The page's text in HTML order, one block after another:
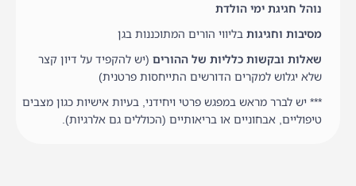
נוהל חגיגת ימי הולדת
מסיבות וחגיגותבליווי הורים המתוכננות בגן
שאלות ובקשות כלליות של ההורים(יש להקפיד על דיון קצר
שלא יגלוש למקרים הדורשים התייחסות פרטנית)
*** יש לברר מראש במפגש פרטי ויחידני, בעיות אישיות כגון מצבים
טיפוליים, אבחוניים או בריאותיים (הכוללים גם אלרגיות).